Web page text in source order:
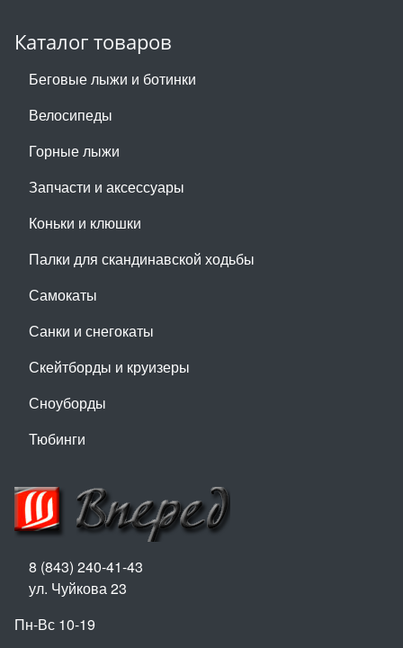
Каталог товаров
Беговые лыжи и ботинки
Велосипеды
Горные лыжи
Запчасти и аксессуары
Коньки и клюшки
Палки для скандинавской ходьбы
Самокаты
Санки и снегокаты
Скейтборды и круизеры
Сноуборды
Тюбинги
8 (843) 240-41-43
ул. Чуйкова 23
Пн-Вс 10-19